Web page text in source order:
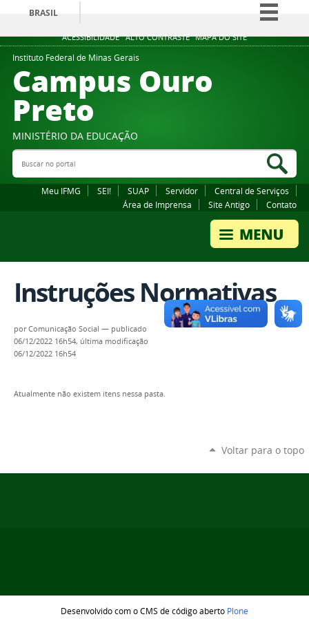
ACESSIBILIDADE ALTO CONTRASTE MAPA DO SITE
BRASIL
Simplifique!
Participe
Instituto Federal de Minas Gerais
Campus Ouro
Preto
MINISTÉRIO DA EDUCAÇÃO
Buscar no portal
Meu IFMG SEI! SUAP Servidor
Central de Serviços
Área de Imprensa
Site Antigo Contato
Instruções Normativas
porComunicação Social — publicado
06/12/2022 16h54, última modificação
06/12/2022 16h54
Atualmente não existem itens nessa pasta.
Voltar para o topo
Desenvolvido com o CMS de código aberto Plone